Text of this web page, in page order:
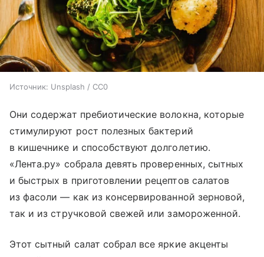
Источник: Unsplash / CC0
Они содержат пребиотические волокна, которые
стимулируют рост полезных бактерий
в кишечнике и способствуют долголетию.
«Лента.ру» собрала девять проверенных, сытных
и быстрых в приготовлении рецептов салатов
из фасоли — как из консервированной зерновой,
так и из стручковой свежей или замороженной.
Этот сытный салат собрал все яркие акценты